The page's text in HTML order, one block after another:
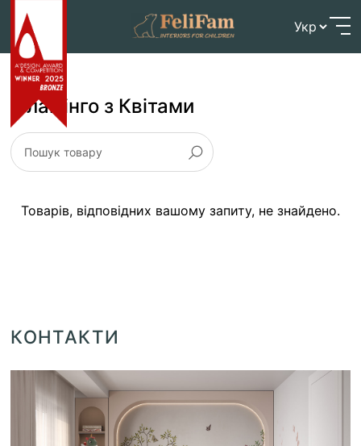
content
Головна Фламінго з Квітами
Фламінго з Квітами
Товарів, відповідних вашому запиту, не знайдено.
КОНТАКТИ